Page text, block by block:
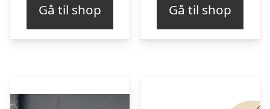
Gå til shop Gå til shop